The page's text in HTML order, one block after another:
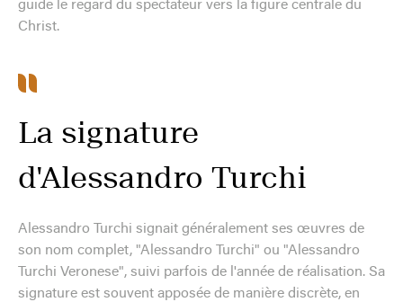
guide le regard du spectateur vers la figure centrale du
Christ.
La signature
d'Alessandro Turchi
Alessandro Turchi signait généralement ses œuvres de
son nom complet, "Alessandro Turchi" ou "Alessandro
Turchi Veronese", suivi parfois de l'année de réalisation. Sa
signature est souvent apposée de manière discrète, en